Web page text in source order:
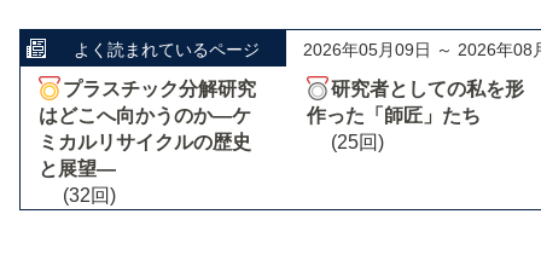
よく読まれているページ 2026年05月09日 ～ 2026年08
プラスチック分解研究
はどこへ向かうのか―ケ
ミカルリサイクルの歴史
と展望―
(32回)
研究者としての私を形
作った「師匠」たち
(25回)